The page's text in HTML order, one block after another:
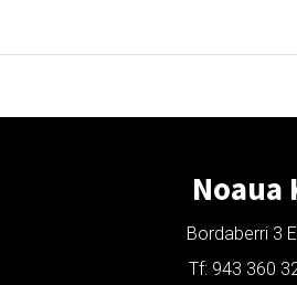
Bordaberri 3
Tf: 943 360